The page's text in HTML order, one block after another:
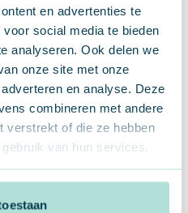
en advertenties te
social media te bieden
analyseren. Ook delen we
onze site met onze
en analyse. Deze
combineren met andere
verstrekt of die ze hebben
van hun services.
PROFIT
bij